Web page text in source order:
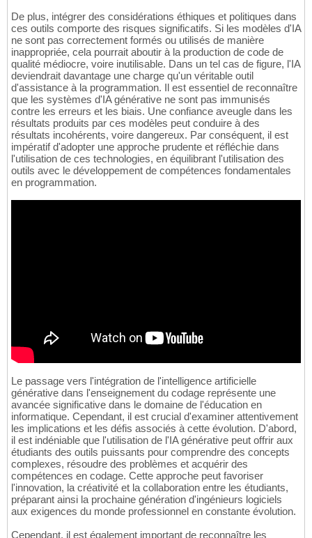
De plus, intégrer des considérations éthiques et politiques dans
ces outils comporte des risques significatifs. Si les modèles d'IA
ne sont pas correctement formés ou utilisés de manière
inappropriée, cela pourrait aboutir à la production de code de
qualité médiocre, voire inutilisable. Dans un tel cas de figure, l'IA
deviendrait davantage une charge qu'un véritable outil
d'assistance à la programmation. Il est essentiel de reconnaître
que les systèmes d'IA générative ne sont pas immunisés
contre les erreurs et les biais. Une confiance aveugle dans les
résultats produits par ces modèles peut conduire à des
résultats incohérents, voire dangereux. Par conséquent, il est
impératif d'adopter une approche prudente et réfléchie dans
l'utilisation de ces technologies, en équilibrant l'utilisation des
outils avec le développement de compétences fondamentales
en programmation.
Le passage vers l'intégration de l'intelligence artificielle
générative dans l'enseignement du codage représente une
avancée significative dans le domaine de l'éducation en
informatique. Cependant, il est crucial d'examiner attentivement
les implications et les défis associés à cette évolution. D'abord,
il est indéniable que l'utilisation de l'IA générative peut offrir aux
étudiants des outils puissants pour comprendre des concepts
complexes, résoudre des problèmes et acquérir des
compétences en codage. Cette approche peut favoriser
l'innovation, la créativité et la collaboration entre les étudiants,
préparant ainsi la prochaine génération d'ingénieurs logiciels
aux exigences du monde professionnel en constante évolution.
Cependant, il est également important de reconnaître les